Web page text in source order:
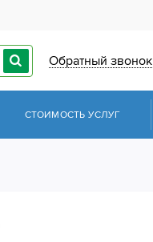
Обратный звонок
СТОИМОСТЬ УСЛУГ